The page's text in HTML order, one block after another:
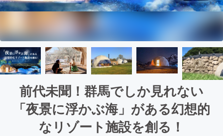
前代未聞！群馬でしか見れない
「夜景に浮かぶ海」がある幻想的
なリゾート施設を創る！